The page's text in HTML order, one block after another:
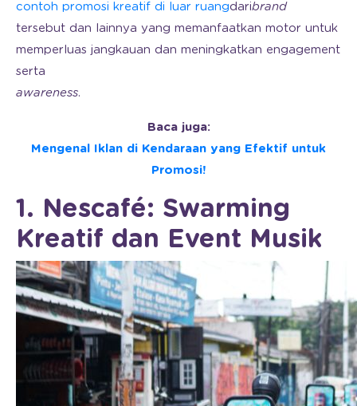
contoh promosi kreatif di luar ruangdaribrand
tersebut dan lainnya yang memanfaatkan motor untuk
memperluas jangkauan dan meningkatkan engagement
serta
awareness.
Baca juga:
Mengenal Iklan di Kendaraan yang Efektif untuk
Promosi!
1. Nescafé: Swarming
Kreatif dan Event Musik